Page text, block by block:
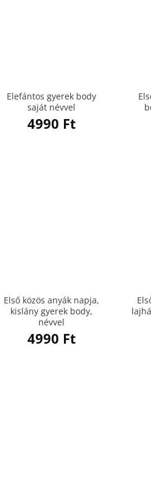
Elefántos gyerek body
saját névvel
4990 Ft
Első közös anyák napja,
kislány gyerek body,
névvel
4990 Ft